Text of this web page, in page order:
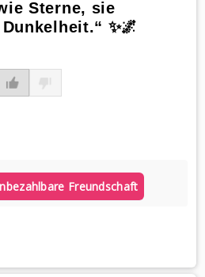
Sterne, sie
✨🌌
Freundschaft